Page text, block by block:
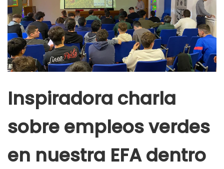
Inspiradora charla
sobre empleos verdes
en nuestra EFA dentro